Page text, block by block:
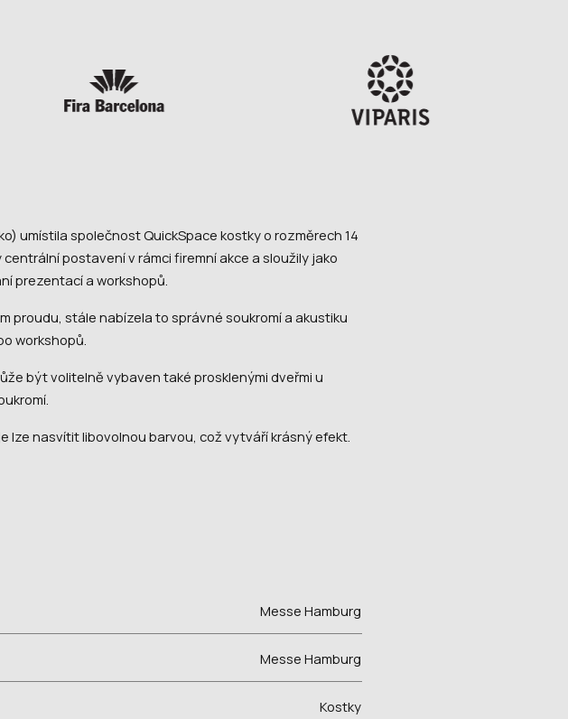
Messe Hamburg
Messe Hamburg
Kostky
umístila společnost QuickSpace kostky o rozměrech 14
postavení v rámci firemní akce a sloužily jako
prezentací a workshopů.
proudu, stále nabízela to správné soukromí a akustiku
workshopů.
být volitelně vybaven také prosklenými dveřmi u
lze nasvítit libovolnou barvou, což vytváří krásný efekt.